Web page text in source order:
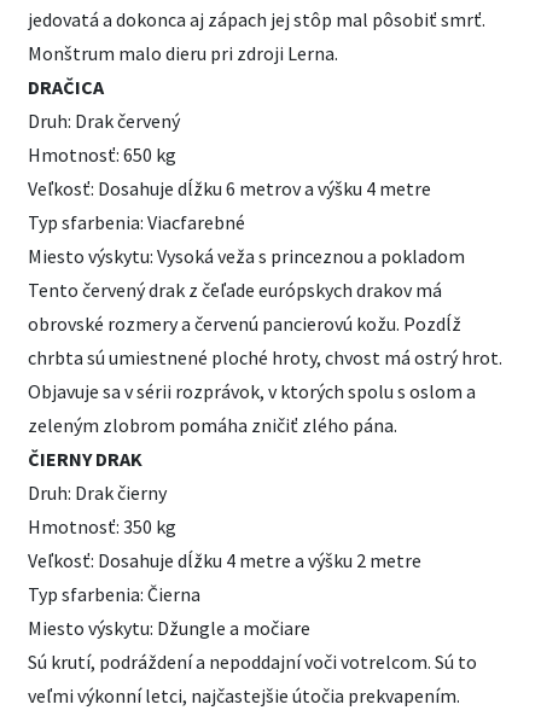
jedovatá a dokonca aj zápach jej stôp mal pôsobiť smrť.
Monštrum malo dieru pri zdroji Lerna.
DRAČICA
Druh: Drak červený
Hmotnosť: 650 kg
Veľkosť: Dosahuje dĺžku 6 metrov a výšku 4 metre
Typ sfarbenia: Viacfarebné
Miesto výskytu: Vysoká veža s princeznou a pokladom
Tento červený drak z čeľade európskych drakov má
obrovské rozmery a červenú pancierovú kožu. Pozdĺž
chrbta sú umiestnené ploché hroty, chvost má ostrý hrot.
Objavuje sa v sérii rozprávok, v ktorých spolu s oslom a
zeleným zlobrom pomáha zničiť zlého pána.
ČIERNY DRAK
Druh: Drak čierny
Hmotnosť: 350 kg
Veľkosť: Dosahuje dĺžku 4 metre a výšku 2 metre
Typ sfarbenia: Čierna
Miesto výskytu: Džungle a močiare
Sú krutí, podráždení a nepoddajní voči votrelcom. Sú to
veľmi výkonní letci, najčastejšie útočia prekvapením.